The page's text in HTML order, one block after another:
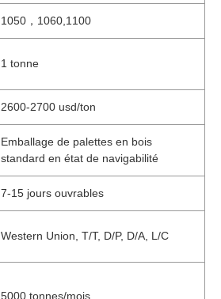
1050，1060,1100
1 tonne
2600-2700 usd/ton
Emballage de palettes en bois
standard en état de navigabilité
7-15 jours ouvrables
Western Union, T/T, D/P, D/A, L/C
5000 tonnes/mois